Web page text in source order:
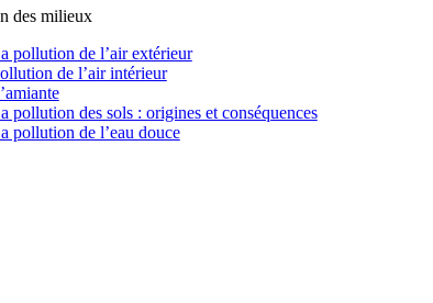
des milieux
pollution de l’air extérieur
de l’air intérieur
pollution des sols : origines et conséquences
pollution de l’eau douce